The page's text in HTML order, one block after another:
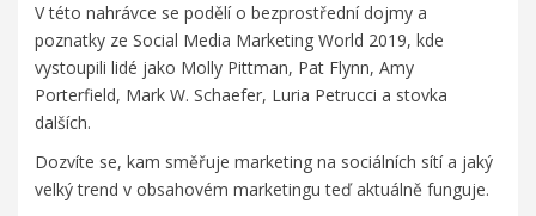
V této nahrávce se podělí o bezprostřední dojmy a
poznatky ze Social Media Marketing World 2019, kde
vystoupili lidé jako Molly Pittman, Pat Flynn, Amy
Porterfield, Mark W. Schaefer, Luria Petrucci a stovka
dalších.
Dozvíte se, kam směřuje marketing na sociálních sítí a jaký
velký trend v obsahovém marketingu teď aktuálně funguje.